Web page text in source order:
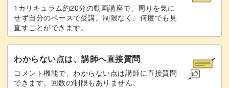
1カリキュラム約20分の動画講座で、周りを気に
せず自分のペースで受講。制限なく、何度でも見
直すことができます。
わからない点は、講師へ直接質問
コメント機能で、わからない点は講師に直接質問
できます。回数の制限もありません。